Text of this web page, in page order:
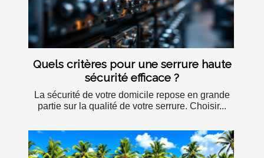
Quels critères pour une serrure haute
sécurité efficace ?
La sécurité de votre domicile repose en grande
partie sur la qualité de votre serrure. Choisir...